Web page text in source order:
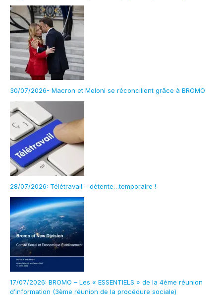
30/07/2026- Macron et Meloni se réconcilient grâce à BROMO
28/07/2026: Télétravail – détente…temporaire !
17/07/2026: BROMO – Les « ESSENTIELS » de la 4ème réunion
d’information (3ème réunion de la procédure sociale)